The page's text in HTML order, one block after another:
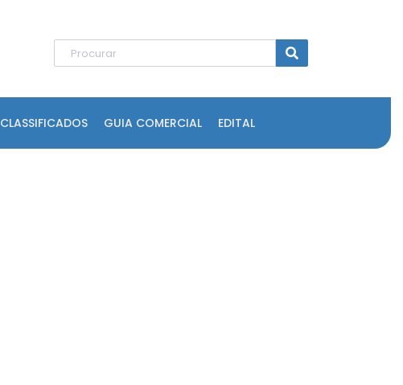
CLASSIFICADOS GUIA COMERCIAL EDITAL